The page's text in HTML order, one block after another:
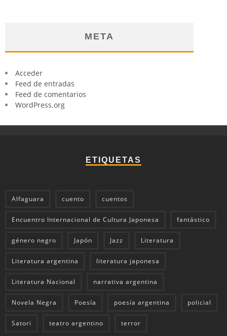
META
Acceder
Feed de entradas
Feed de comentarios
WordPress.org
ETIQUETAS
Alfaguara cuento cuentos
Encuentro Internacional de Cultura Japonesa fantástico
género negro Japón Jazz Literatura
Literatura argentina literatura japonesa
Literatura Nacional narrativa argentina
Novela Negra Poesía poesía argentina policial
Satori teatro argentino terror